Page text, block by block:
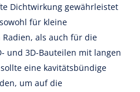
Dichtwirkung gewährleistet
für kleine
als auch für die
und 3D-Bauteilen mit langen
eine kavitätsbündige
um auf die